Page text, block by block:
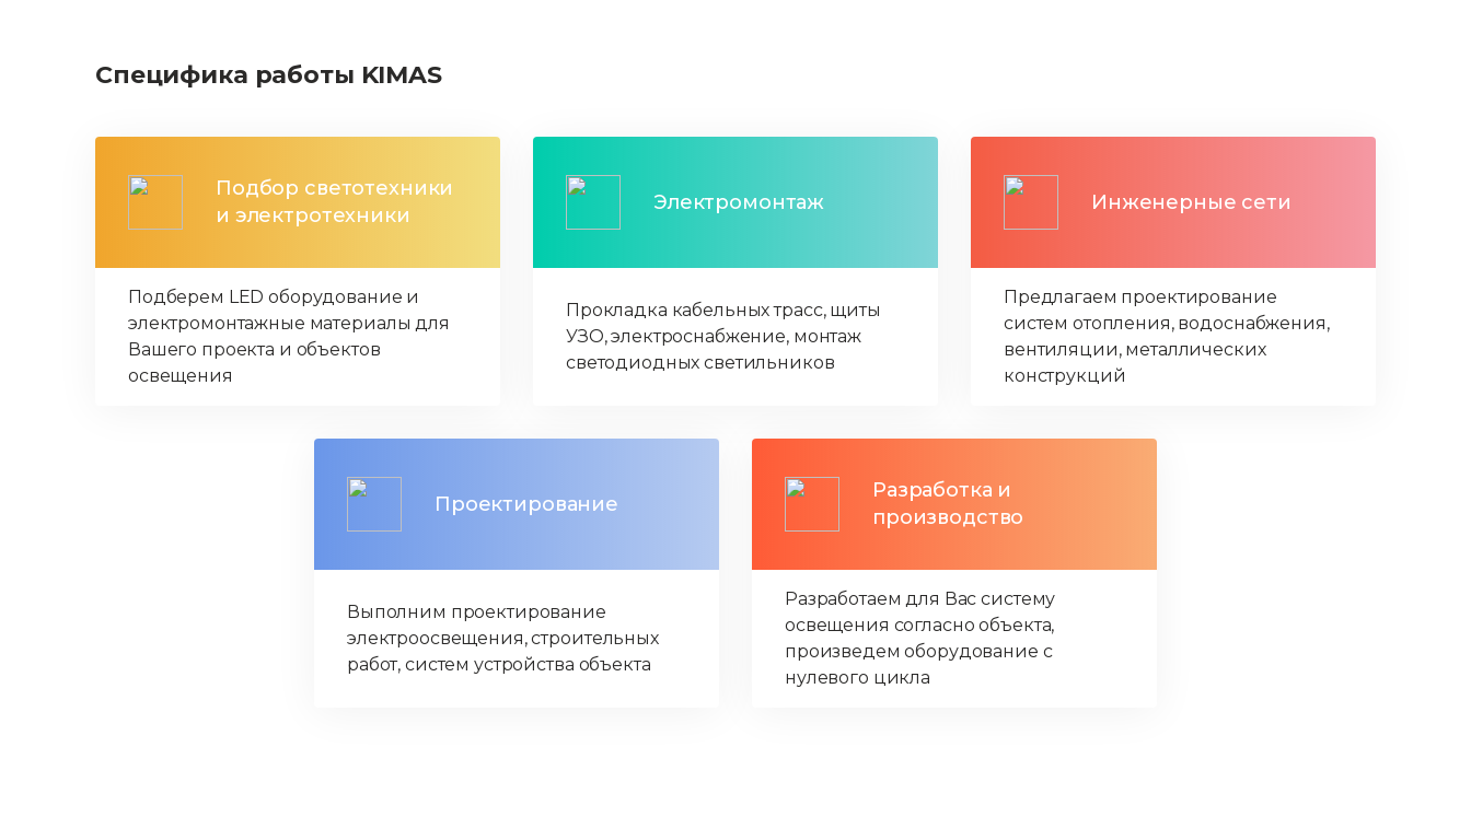
Специфика работы KIMAS
Подбор светотехники
и электротехники
Подберем LED оборудование и
электромонтажные материалы для
Вашего проекта и объектов
освещения
Электромонтаж
Прокладка кабельных трасс, щиты
УЗО, электроснабжение, монтаж
светодиодных светильников
Инженерные сети
Предлагаем проектирование
систем отопления, водоснабжения,
вентиляции, металлических
конструкций
Проектирование
Выполним проектирование
электроосвещения, строительных
работ, систем устройства объекта
Разработка и
производство
Разработаем для Вас систему
освещения согласно объекта,
произведем оборудование с
нулевого цикла